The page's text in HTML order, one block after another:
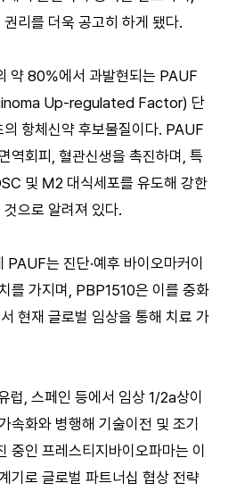
리를 더욱 공고히 하게 됐다.
약 80%에서 과발현되는 PAUF
Up-regulated Factor) 단
항체신약 후보물질이다. PAUF
역회피, 혈관신생을 촉진하며, 특
및 M2 대식세포를 유도해 강한
으로 알려져 있다.
는 진단·예후 바이오마커이
를 가지며, PBP1510은 이를 중화
현재 글로벌 임상을 통해 치료 가
럽, 스페인 등에서 임상 1/2a상이
속화와 병행해 기술이전 및 조기
중인 프레스티지바이오파마는 이
기로 글로벌 파트너십 협상 전략